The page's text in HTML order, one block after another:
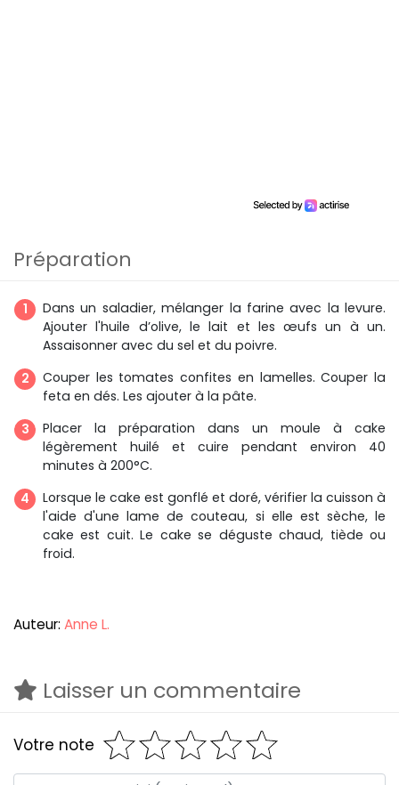
Préparation
Dans un saladier, mélanger la farine avec la levure.
Ajouter l'huile d’olive, le lait et les œufs un à un.
Assaisonner avec du sel et du poivre.
Couper les tomates confites en lamelles. Couper la
feta en dés. Les ajouter à la pâte.
Placer la préparation dans un moule à cake
légèrement huilé et cuire pendant environ 40
minutes à 200°C.
Lorsque le cake est gonflé et doré, vérifier la cuisson à
l'aide d'une lame de couteau, si elle est sèche, le
cake est cuit. Le cake se déguste chaud, tiède ou
froid.
Auteur: Anne L.
Laisser un commentaire
Votre note